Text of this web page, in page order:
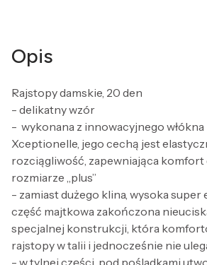
Opis
Rajstopy damskie, 20 den
- delikatny wzór
- wykonana z innowacyjnego
Xceptionelle, jego cechą jest
rozciągliwość, zapewniająca komfort
rozmiarze „plus”
- zamiast dużego klina, wysoka super
część majtkowa zakończona
specjalnej konstrukcji, która
rajstopy w talii i jednocześnie nie
- w tylnej części, pod pośladkami